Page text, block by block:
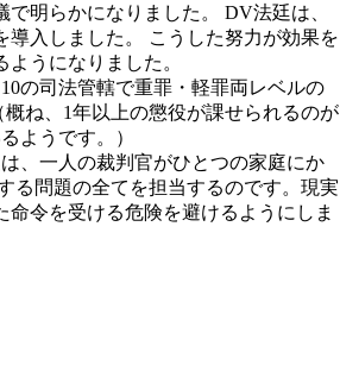
明らかになりました。 DV法廷は、
入しました。 こうした努力が効果を
うになりました。
の司法管轄で重罪・軽罪両レベルの
ね、1年以上の懲役が課せられるのが
ようです。）
、一人の裁判官がひとつの家庭にか
る問題の全てを担当するのです。現実
令を受ける危険を避けるようにしま